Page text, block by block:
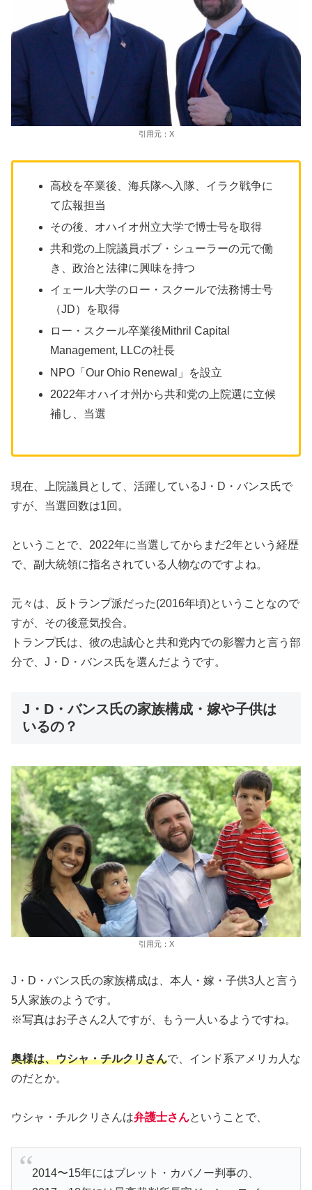
引用元：X
高校を卒業後、海兵隊へ入隊、イラク戦争に
て広報担当
その後、オハイオ州立大学で博士号を取得
共和党の上院議員ボブ・シューラーの元で働
き、政治と法律に興味を持つ
イェール大学のロー・スクールで法務博士号
（JD）を取得
ロー・スクール卒業後Mithril Capital
Management, LLCの社長
NPO「Our Ohio Renewal」を設立
2022年オハイオ州から共和党の上院選に立候
補し、当選
現在、上院議員として、活躍しているJ・D・バンス氏で
すが、当選回数は1回。
ということで、2022年に当選してからまだ2年という経歴
で、副大統領に指名されている人物なのですよね。
元々は、反トランプ派だった(2016年頃)ということなので
すが、その後意気投合。
トランプ氏は、彼の忠誠心と共和党内での影響力と言う部
分で、J・D・バンス氏を選んだようです。
J・D・バンス氏の家族構成・嫁や子供は
いるの？
引用元：X
J・D・バンス氏の家族構成は、本人・嫁・子供3人と言う
5人家族のようです。
※写真はお子さん2人ですが、もう一人いるようですね。
奥様は、ウシャ・チルクリさんで、インド系アメリカ人な
のだとか。
ウシャ・チルクリさんは弁護士さんということで、
2014〜15年にはブレット・カバノー判事の、